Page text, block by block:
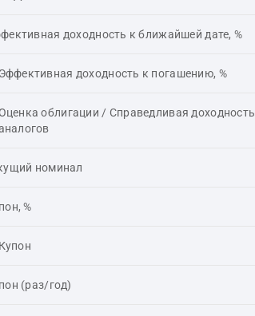
доходность к ближайшей дате, %
Эффективная доходность к погашению, %
облигации / Справедливая доходность
номинал
%
Купон
(раз/год)